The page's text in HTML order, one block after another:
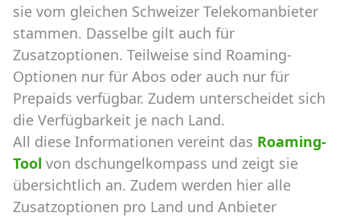
sie vom gleichen Schweizer Telekomanbieter
stammen. Dasselbe gilt auch für
Zusatzoptionen. Teilweise sind Roaming-
Optionen nur für Abos oder auch nur für
Prepaids verfügbar. Zudem unterscheidet sich
die Verfügbarkeit je nach Land.
All diese Informationen vereint das Roaming-
Tool von dschungelkompass und zeigt sie
übersichtlich an. Zudem werden hier alle
Zusatzoptionen pro Land und Anbieter